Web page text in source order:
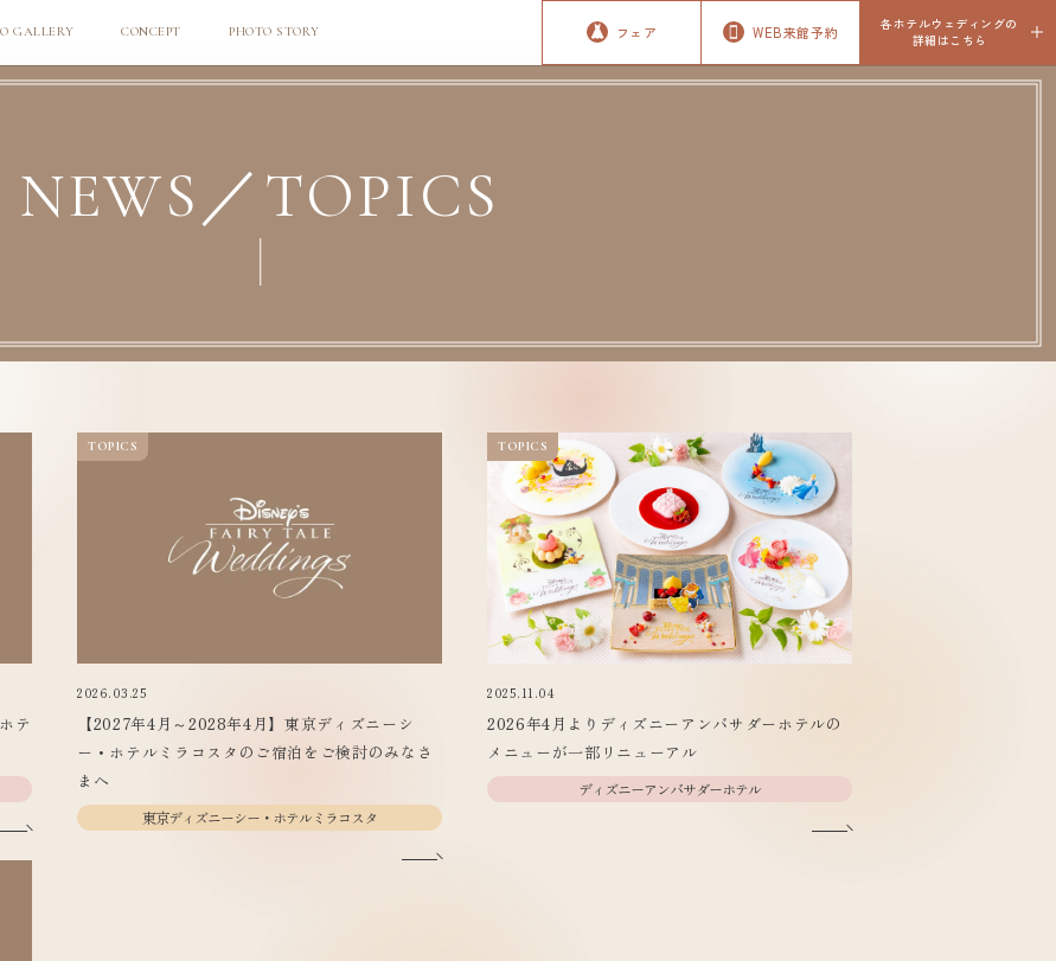
GALLERY CONCEPT PHOTO STORY フェア WEB来館予約
各ホテルウェディングの
詳細はこちら
NEWS／TOPICS
テ
TOPICS
2026.03.25
【2027年4月～2028年4月】東京ディズニーシ
ー・ホテルミラコスタのご宿泊をご検討のみなさ
まへ
東京ディズニーシー・ホテルミラコスタ
TOPICS
2025.11.04
2026年4月よりディズニーアンバサダーホテルの
メニューが一部リニューアル
ディズニーアンバサダーホテル